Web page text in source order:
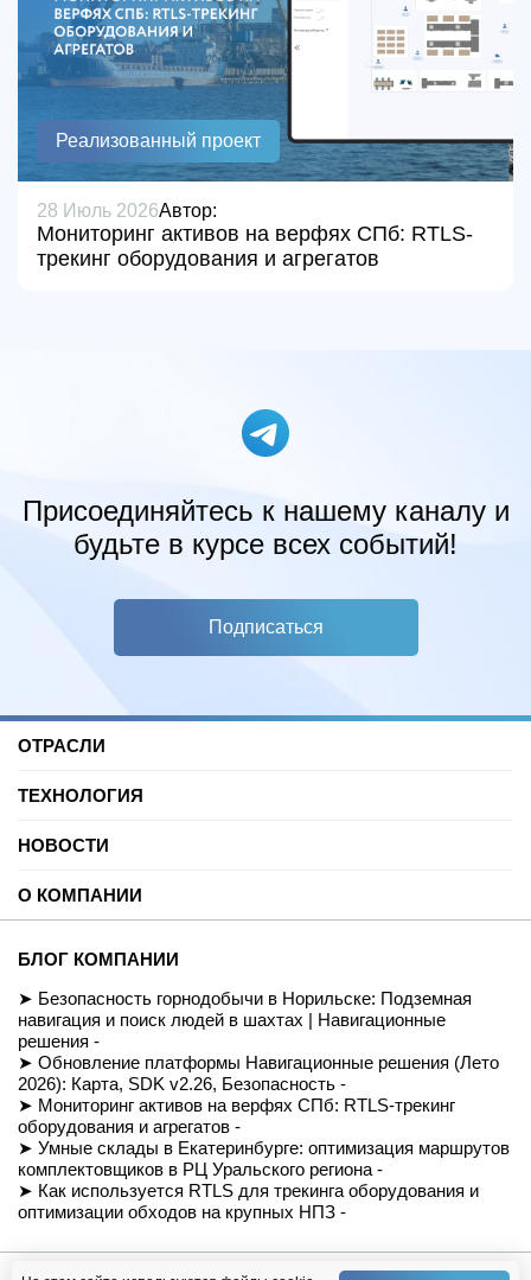
Реализованный проект
28 Июль 2026Автор:
Мониторинг активов на верфях СПб: RTLS-
трекинг оборудования и агрегатов
Присоединяйтесь к нашему каналу и
будьте в курсе всех событий!
Подписаться
ОТРАСЛИ
Торговые центры
Автомобильные услуги
Спорт
Производство
Культура и развлечения
Здравоохранение
Недвижимость и офисы
Музеи
Транспорт
Ритейл
Навигация транспортных средств
Строительство
ТЕХНОЛОГИЯ
SDK для Indoor навигации
Позиционирование внутри помещений
Реализованные проекты
Для разработчиков
FAQ
Документация
Вход/Регистрация
НОВОСТИ
Вебинары и подкасты
О КОМПАНИИ
Миссия
Команда
Контакты
СОУТ
Политика обработки персональных данных
Условия доступа к сайту
Приказ Минцифры №511
Магазин
БЛОГ КОМПАНИИ
Безопасность горнодобычи в Норильске: Подземная
навигация и поиск людей в шахтах | Навигационные
решения -
Обновление платформы Навигационные решения (Лето
2026): Карта, SDK v2.26, Безопасность -
Мониторинг активов на верфях СПб: RTLS-трекинг
оборудования и агрегатов -
Умные склады в Екатеринбурге: оптимизация маршрутов
комплектовщиков в РЦ Уральского региона -
Как используется RTLS для трекинга оборудования и
оптимизации обходов на крупных НПЗ -